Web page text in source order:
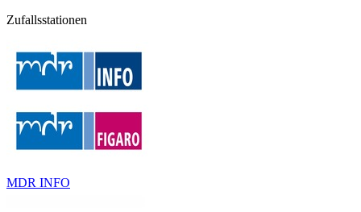
Zufallsstationen
MDR INFO